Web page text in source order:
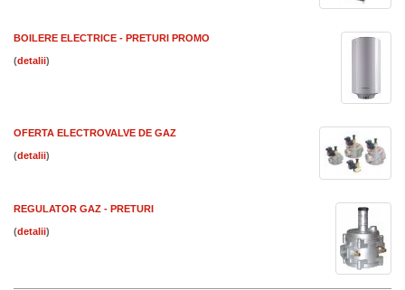
BOILERE ELECTRICE - PRETURI PROMO
( )
OFERTA ELECTROVALVE DE GAZ
( )
REGULATOR GAZ - PRETURI
( )